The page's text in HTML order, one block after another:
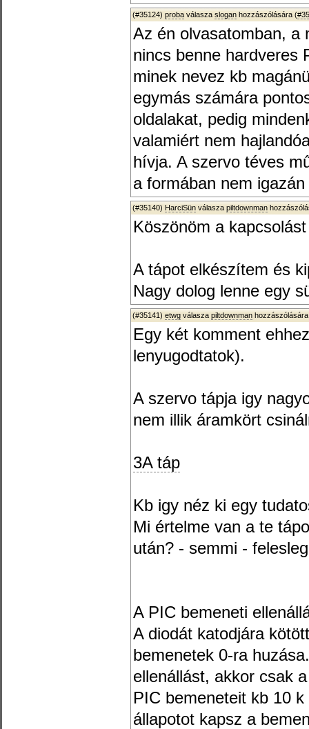
(#35124) proba válasza slogan hozzászólására (
Az én olvasatomban, a
nincs benne hardveres
minek nevez kb
egymás számára
oldalakat, pedig
valamiért nem
hívja. A szervo téves
a formában nem
(#35140) HarciSün válasza piltdownman
Köszönöm a
A tápot elkészítem és
Nagy dolog lenne egy
(#35141) etwg válasza piltdownman
Egy két komment
lenyugodtatok).
A szervo tápja igy
nem illik áramkört
3A táp
Kb igy néz ki egy
Mi értelme van a te
után? - semmi -
A PIC bemeneti
A diodát katodjára
bemenetek 0-ra
ellenállást, akkor csak
PIC bemeneteit kb 10
állapotot kapsz a